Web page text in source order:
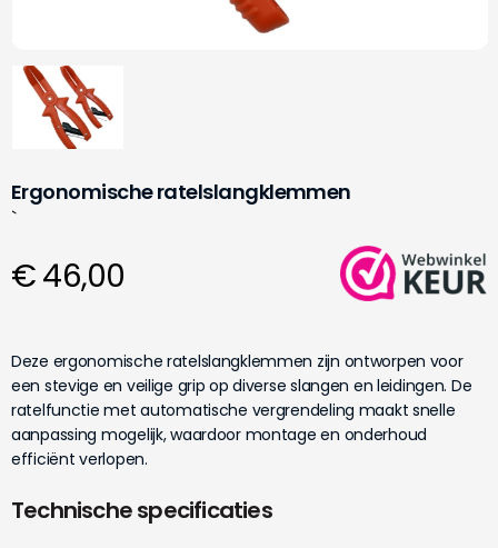
Ergonomische ratelslangklemmen
`
€ 46,00
Deze ergonomische ratelslangklemmen zijn ontworpen voor
een stevige en veilige grip op diverse slangen en leidingen. De
ratelfunctie met automatische vergrendeling maakt snelle
aanpassing mogelijk, waardoor montage en onderhoud
efficiënt verlopen.
Technische specificaties